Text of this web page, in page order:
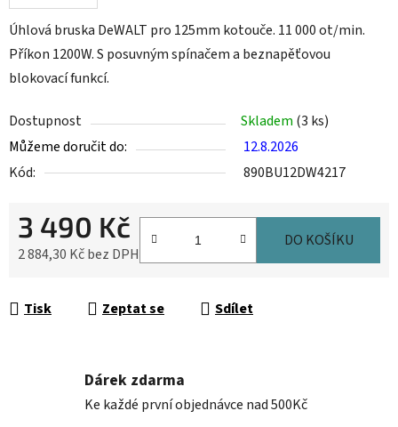
Úhlová bruska DeWALT pro 125mm kotouče. 11 000 ot/min.
Příkon 1200W. S posuvným spínačem a beznapěťovou
blokovací funkcí.
Dostupnost Skladem (3 ks)
Můžeme doručit do:
12.8.2026
Kód:
890BU12DW4217
3 490 Kč
2 884,30 Kč bez DPH
DO KOŠÍKU
Tisk Zeptat se Sdílet
Dárek zdarma
Ke každé první objednávce nad 500Kč